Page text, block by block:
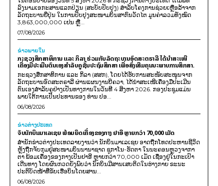
ລົງນາມເອກະສານແລກປ່ຽນ (ສະບັບປັບປຸງ) ສໍາລັບໂຄງການຊ່ວຍເຫຼືອລ້າຈາກ
ລັດຖະບານຍີ່ປຸ່ນ ໃນການປັບປຸງສະໜາມບິນສາກົນວັດໄຕ ມູນຄ່າລວມທັງໝົດ
3,863,000,000 ເຢນ ຫຼື...
07/08/2026
ຂ່າວພາຍ​ໃນ
ກະຊວງສຶກສາທິການ ແລະ ກິລາ ຮ່ວມກັບລັດຖະບານອົດສະຕຣາລີ ໄດ້ນຳສະເໜີ
ເຄື່ອງມືປະເມີນຕົນເອງສຳລັບຄູຊັ້ນປະຖົມສຶກສາ ເພື່ອສົ່ງເສີມຄຸນນະພາບການສຶກສາ.
ກະຊວງສຶກສາທິການ ແລະ ກິລາ (ສສກ), ໂດຍໄດ້ຮັບການສະໜັບສະໜູນຈາກ
ລັດຖະບານອົດສະຕຣາລີ ຜ່ານແຜນງານບີຄວາ, ໄດ້ນຳສະເໜີເຄື່ອງມືປະເມີນ
ຕົນເອງສຳລັບຄູຢ່າງເປັນທາງການໃນວັນທີ 4 ສິງຫາ 2026. ກອງປະຊຸມແມ່ນ
ພາຍໃຕ້ການເປັນປະທານຂອງ ທ່ານ ປອ...
06/08/2026
ຂ່າວຕ່າງປະເທດ
ຈັບນັກບິນມາເລເຊຍ ພ້ອມຍຶດເຄື່ອງຂອງກາງ ຢາອີ ຫຼາຍກວ່າ 70,000 ເມັດ
ສຳນັກຂ່າວຕ່າງປະເທດລາຍງານວ່າ ນັກບິນມາເລເຊຍ ອາດຖືກໂທດປະຫານຊີວິດ
ຫຼັງຖືກຈັບກຸມຢູ່ສະໜາມບິນນານາຊາດ ຊູກາໂນ-ຮັດຕາ ໃນນະຄອນຫຼວງຈາກາ
ຕາ ພ້ອມເຄື່ອງຂອງກາງເປັນຢາອີ ຫຼາຍກວ່າ 70,000 ເມັດ ເຊື່ອງຢູ່ໃນກະເປົາ
ເດີນທາງ ໂດຍຜົນກວດຍັງພົບວ່າ ນັກບິນມີສານເສບຕິດໃນຮ່າງກາຍ ຂະນະ
ປະຕິບັດໜ້າທີ່ຂັບເຮືອບິນໂດຍສານ...
06/08/2026